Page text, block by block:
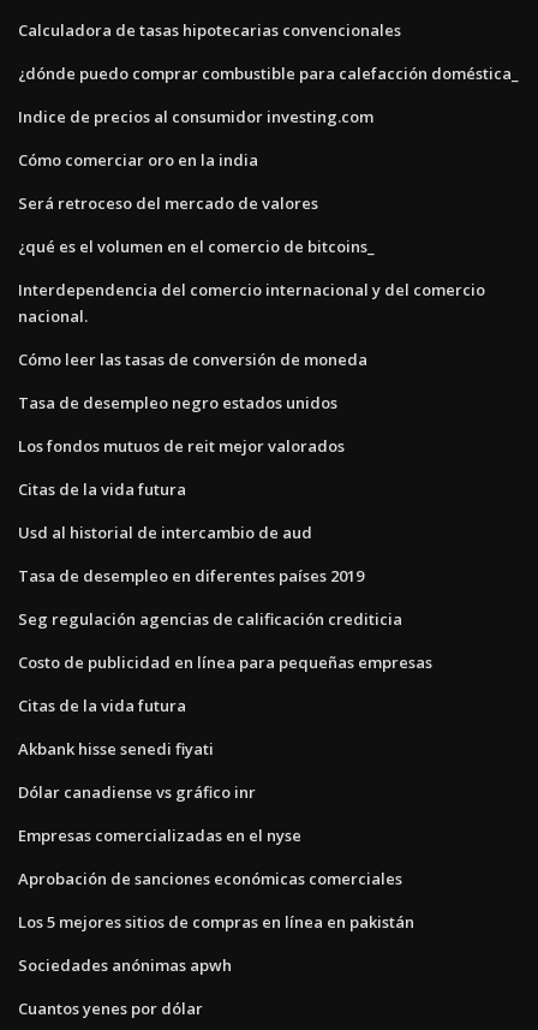
Calculadora de tasas hipotecarias convencionales
¿dónde puedo comprar combustible para calefacción doméstica_
Indice de precios al consumidor investing.com
Cómo comerciar oro en la india
Será retroceso del mercado de valores
¿qué es el volumen en el comercio de bitcoins_
Interdependencia del comercio internacional y del comercio
nacional.
Cómo leer las tasas de conversión de moneda
Tasa de desempleo negro estados unidos
Los fondos mutuos de reit mejor valorados
Citas de la vida futura
Usd al historial de intercambio de aud
Tasa de desempleo en diferentes países 2019
Seg regulación agencias de calificación crediticia
Costo de publicidad en línea para pequeñas empresas
Citas de la vida futura
Akbank hisse senedi fiyati
Dólar canadiense vs gráfico inr
Empresas comercializadas en el nyse
Aprobación de sanciones económicas comerciales
Los 5 mejores sitios de compras en línea en pakistán
Sociedades anónimas apwh
Cuantos yenes por dólar